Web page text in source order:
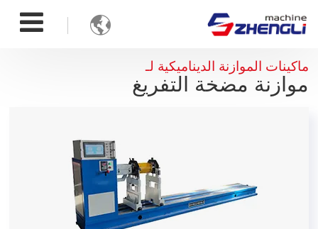

ماكينات الموازنة الديناميكية لـ
موازنة مضخة التفريغ